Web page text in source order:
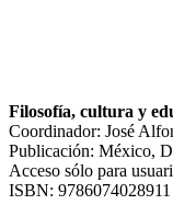
Filosofía, cultura y
Coordinador: José
Publicación: México,
Acceso sólo para
ISBN: